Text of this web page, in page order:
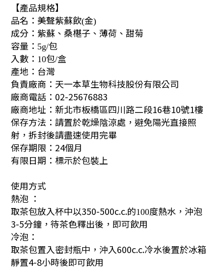
【產品規格】
品名：美聲紫蘇飲(金)
成分：紫蘇、桑椹子、薄荷、甜菊
容量： 5g/包
入數： 10包/盒
產地：台灣
負責廠商：天一本草生物科技股份有限公司
廠商電話：02-25676883
廠商地址： 新北市板橋區四川路二段16巷10號1樓
保存方法：請置於乾燥陰涼處，避免陽光直接照
射，拆封後請盡速使用完畢
保存期限：24個月
有限日期：標示於包裝上
使用方式
熱泡 ：
取茶包放入杯中以350-500c.c.的100度熱水， 沖泡
3-5分鐘，待茶色釋出後，即可飲用
冷泡：
取茶包置入密封瓶中，沖入600c.c.冷水後置於冰箱
靜置4-8小時後即可飲用